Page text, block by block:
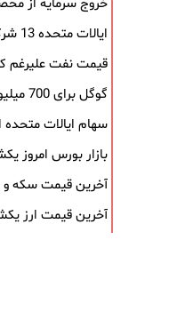
خروج سرمایه از
ایالات متحده 13 شرکت در چین را به لیست تایید نشده اضافه می کند
قیمت نفت علیرغم
گوگل برای 700 میلیون دلار به دادگاه رسیدگی می کند
سهام ایالات
بازار بورس امروز یکشنبه –
آخرین قیمت سکه و طلا
آخرین قیمت ارز یکشنبه –